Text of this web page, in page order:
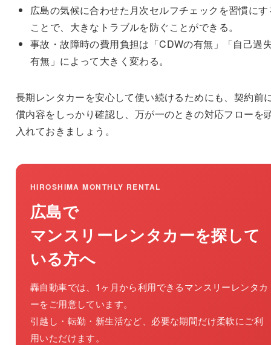
広島の気候に合わせた月次セルフチェックを習慣にす
ことで、大きなトラブルを防ぐことができる。
事故・故障時の費用負担は「CDWの有無」「自己過
有無」によって大きく変わる。
長期レンタカーを安心して使い続けるためにも、契約前
償内容をしっかり確認し、万が一のときの対応フローを
入れておきましょう。
HIROSHIMA MONTHLY RENTAL
広島で
マンスリーレンタカーを探して
いる方へ
轟自動車では、1ヶ月から利用できるマンスリーレンタカ
ーをご用意しています。
引越し・転勤・新生活など、必要な期間だけ柔軟にご利
用いただけます。